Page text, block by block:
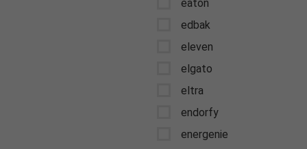
eaton
edbak
eleven
elgato
eltra
endorfy
energenie